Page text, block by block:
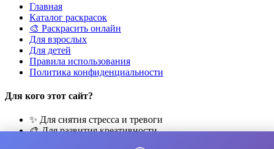
Главная
Каталог раскрасок
🎨 Раскрасить онлайн
Для взрослых
Для детей
Правила использования
Политика конфиденциальности
Для кого этот сайт?
✨ Для снятия стресса и тревоги
🎨 Для развития креативности